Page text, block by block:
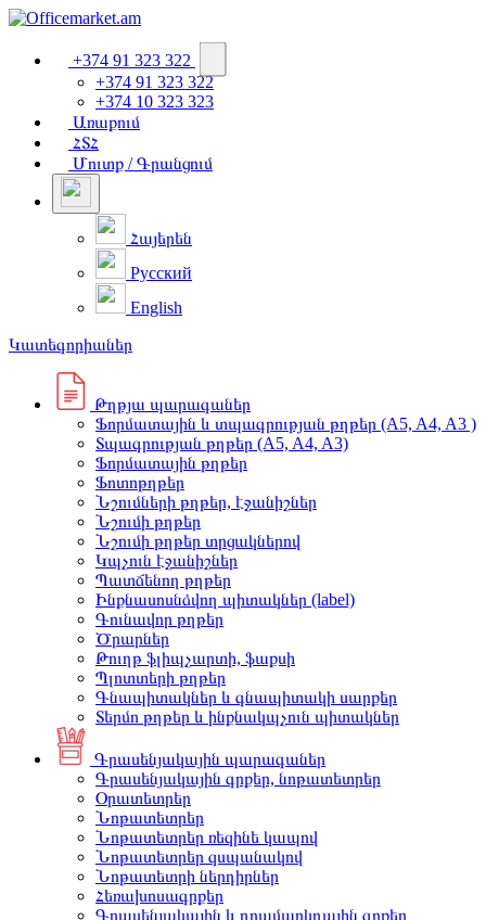
+374 91 323 322
+374 91 323 322
+374 10 323 323
Առաքում
ՀՏՀ
Մուտք / Գրանցում
Հայերեն
Русский
English
Կատեգորիաներ
Թղթյա պարագաներ
Ֆորմատային և տպագրության թղթեր (A5, A4, A3 )
Տպագրության թղթեր (A5, A4, A3)
Ֆորմատային թղթեր
Ֆոտոթղթեր
Նշումների թղթեր, էջանիշներ
Նշումի թղթեր
Նշումի թղթեր տրցակներով
Կպչուն էջանիշներ
Պատճենող թղթեր
Ինքնասոսնձվող պիտակներ (label)
Գունավոր թղթեր
Ծրարներ
Թուղթ ֆլիպչարտի, ֆաքսի
Պլոտտերի թղթեր
Գնապիտակներ և գնապիտակի սարքեր
Տերմո թղթեր և ինքնակպչուն պիտակներ
Գրասենյակային պարագաներ
Գրասենյակային գրքեր, նոթատետրեր
Օրատետրեր
Նոթատետրեր
Նոթատետրեր ռեզինե կապով
Նոթատետրեր զսպանակով
Նոթատետրի ներդիրներ
Հեռախոսագրքեր
Գրասենյակային և դրամարկղային գրքեր